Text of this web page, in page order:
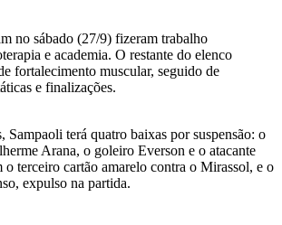
no sábado (27/9) fizeram trabalho
e academia. O restante do elenco
fortalecimento muscular, seguido de
e finalizações.
Sampaoli terá quatro baixas por suspensão: o
Arana, o goleiro Everson e o atacante
o terceiro cartão amarelo contra o Mirassol, e o
expulso na partida.